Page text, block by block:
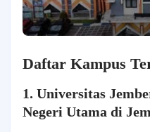
Daftar Kampus
1. Universitas
Negeri Utama di